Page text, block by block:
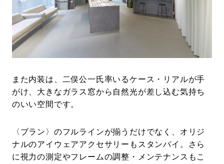
また内装は、二俣公一氏率いるケース・リアルが手
がけ、大きなガラス窓から自然光が差し込む気持ち
のいい空間です。
〈ブラン〉のフルラインが揃うだけでなく、オリジ
ナルのアイウェアアクセサリーもスタンバイ。さら
に視力の測定やフレームの調整・メンテナンスもこ